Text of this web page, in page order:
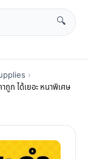
🔍
›
ถูก ได้เยอะ หนาพิเศษ